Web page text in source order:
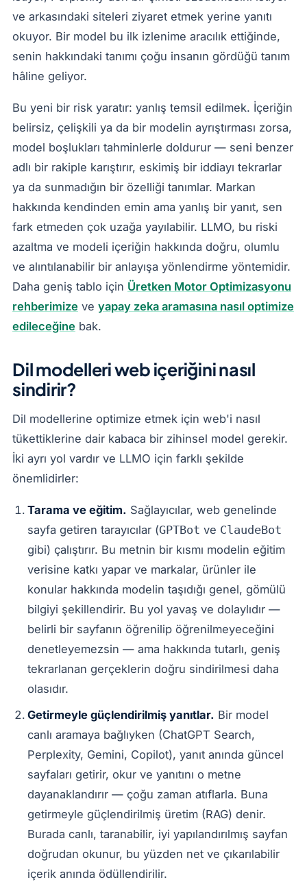
ve arkasındaki siteleri ziyaret etmek yerine yanıtı
okuyor. Bir model bu ilk izlenime aracılık ettiğinde,
senin hakkındaki tanımı çoğu insanın gördüğü tanım
hâline geliyor.
Bu yeni bir risk yaratır: yanlış temsil edilmek. İçeriğin
belirsiz, çelişkili ya da bir modelin ayrıştırması zorsa,
model boşlukları tahminlerle doldurur — seni benzer
adlı bir rakiple karıştırır, eskimiş bir iddiayı tekrarlar
ya da sunmadığın bir özelliği tanımlar. Markan
hakkında kendinden emin ama yanlış bir yanıt, sen
fark etmeden çok uzağa yayılabilir. LLMO, bu riski
azaltma ve modeli içeriğin hakkında doğru, olumlu
ve alıntılanabilir bir anlayışa yönlendirme yöntemidir.
Daha geniş tablo için Üretken Motor Optimizasyonu
rehberimize ve yapay zeka aramasına nasıl optimize
edileceğine bak.
Dil modelleri web içeriğini nasıl
sindirir?
Dil modellerine optimize etmek için web'i nasıl
tükettiklerine dair kabaca bir zihinsel model gerekir.
İki ayrı yol vardır ve LLMO için farklı şekilde
önemlidirler:
Tarama ve eğitim. Sağlayıcılar, web genelinde
sayfa getiren tarayıcılar (GPTBot ve ClaudeBot
gibi) çalıştırır. Bu metnin bir kısmı modelin eğitim
verisine katkı yapar ve markalar, ürünler ile
konular hakkında modelin taşıdığı genel, gömülü
bilgiyi şekillendirir. Bu yol yavaş ve dolaylıdır —
belirli bir sayfanın öğrenilip öğrenilmeyeceğini
denetleyemezsin — ama hakkında tutarlı, geniş
tekrarlanan gerçeklerin doğru sindirilmesi daha
olasıdır.
Getirmeyle güçlendirilmiş yanıtlar. Bir model
canlı aramaya bağlıyken (ChatGPT Search,
Perplexity, Gemini, Copilot), yanıt anında güncel
sayfaları getirir, okur ve yanıtını o metne
dayanaklandırır — çoğu zaman atıflarla. Buna
getirmeyle güçlendirilmiş üretim (RAG) denir.
Burada canlı, taranabilir, iyi yapılandırılmış sayfan
doğrudan okunur, bu yüzden net ve çıkarılabilir
içerik anında ödüllendirilir.